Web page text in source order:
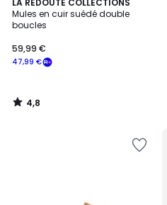
LA REDOUTE COLLECTIONS
Mules en cuir suédé double
boucles
47,99 €
59,99 €
/ 5
4,8
/